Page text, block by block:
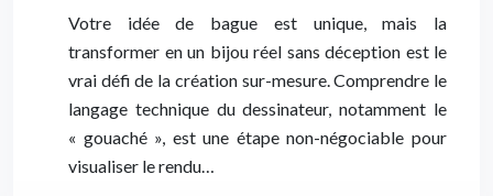
Votre idée de bague est unique, mais la
transformer en un bijou réel sans déception est le
vrai défi de la création sur-mesure. Comprendre le
langage technique du dessinateur, notamment le
« gouaché », est une étape non-négociable pour
visualiser le rendu…